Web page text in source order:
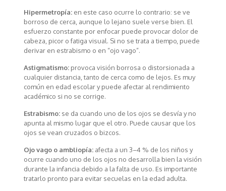
Hipermetropía:en este caso ocurre lo contrario: se ve
borroso de cerca, aunque lo lejano suele verse bien. El
esfuerzo constante por enfocar puede provocar dolor de
cabeza, picor o fatiga visual. Si no se trata a tiempo, puede
derivar en estrabismo o en “ojo vago”.
Astigmatismo:provoca visión borrosa o distorsionada a
cualquier distancia, tanto de cerca como de lejos. Es muy
común en edad escolar y puede afectar al rendimiento
académico si no se corrige.
Estrabismo:se da cuando uno de los ojos se desvía y no
apunta al mismo lugar que el otro. Puede causar que los
ojos se vean cruzados o bizcos.
Ojo vago o ambliopía:afecta a un 3–4 % de los niños y
ocurre cuando uno de los ojos no desarrolla bien la visión
durante la infancia debido a la falta de uso. Es importante
tratarlo pronto para evitar secuelas en la edad adulta.